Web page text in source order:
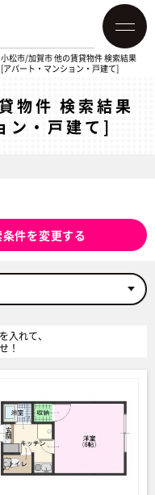
小松市/加賀市 他の賃貸物件 検索結果
[アパート・マンション・戸建て]
物件 検索結果
ン・戸建て]
件を変更する
入れて、
！